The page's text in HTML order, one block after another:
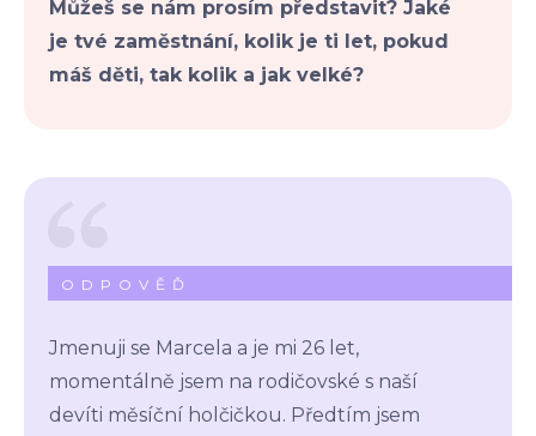
Můžeš se nám prosím představit? Jaké
je tvé zaměstnání, kolik je ti let, pokud
máš děti, tak kolik a jak velké?
ODPOVĚĎ
Jmenuji se Marcela a je mi 26 let,
momentálně jsem na rodičovské s naší
devíti měsíční holčičkou. Předtím jsem